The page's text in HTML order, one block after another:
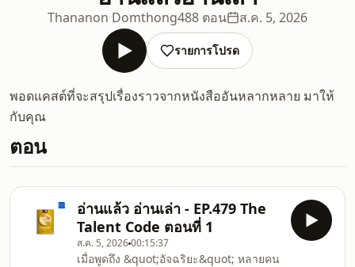
Thananon Domthong488 ตอน ส.ค. 5, 2026
รายการโปรด
พอดแคสต์ที่จะสรุปเรื่องราวจากหนังสืออันหลากหลาย มาให้
กับคุณ
ตอน
อ่านแล้ว อ่านเล่า - EP.479 The
Talent Code ตอนที่ 1
ส.ค. 5, 202600:15:37
เมื่อพูดถึง &quot;อัจฉริยะ&quot; หลายคน